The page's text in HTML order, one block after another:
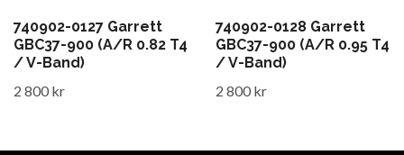
740902-0127 Garrett
GBC37-900 (A/R 0.82 T4
/ V-Band)
2 800 kr
740902-0128 Garrett
GBC37-900 (A/R 0.95 T4
/ V-Band)
2 800 kr